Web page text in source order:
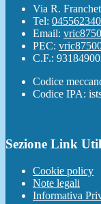
Via R.
Tel: 045562340
Email:
PEC:
C.F.:
Codice
Codice IPA:
Sezione Link
Cookie policy
Note legali
Informativa